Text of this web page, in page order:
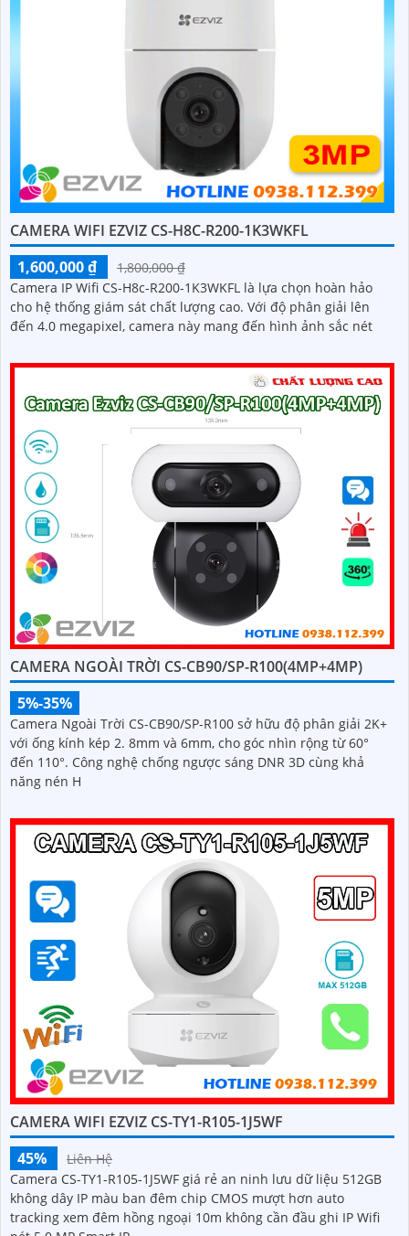
CAMERA WIFI EZVIZ CS-H8C-R200-1K3WKFL
1,600,000 ₫
1,800,000 ₫
Camera IP Wifi CS-H8c-R200-1K3WKFL là lựa chọn hoàn hảo
cho hệ thống giám sát chất lượng cao. Với độ phân giải lên
đến 4.0 megapixel, camera này mang đến hình ảnh sắc nét
CAMERA NGOÀI TRỜI CS-CB90/SP-R100(4MP+4MP)
5%-35%
Camera Ngoài Trời CS-CB90/SP-R100 sở hữu độ phân giải 2K+
với ống kính kép 2. 8mm và 6mm, cho góc nhìn rộng từ 60°
đến 110°. Công nghệ chống ngược sáng DNR 3D cùng khả
năng nén H
CAMERA WIFI EZVIZ CS-TY1-R105-1J5WF
45%
Liên Hệ
Camera CS-TY1-R105-1J5WF giá rẻ an ninh lưu dữ liệu 512GB
không dây IP màu ban đêm chip CMOS mượt hơn auto
tracking xem đêm hồng ngoại 10m không cần đầu ghi IP Wifi